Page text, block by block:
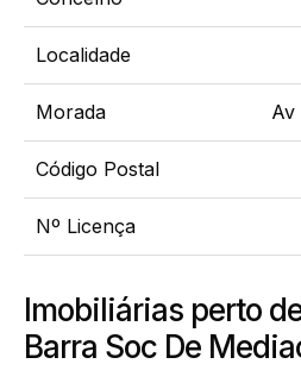
Localidade
Morada Av
Código Postal
Nº Licença
Imobiliárias perto
Barra Soc De